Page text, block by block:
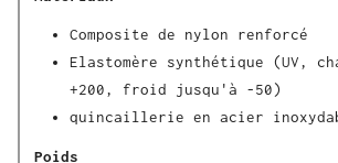
Composite de nylon renforcé
Elastomère synthétique (UV,
+200, froid jusqu'à -50)
quincaillerie en acier
Poids